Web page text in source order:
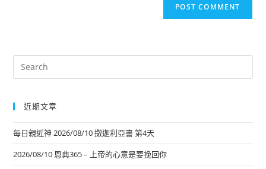
近期文章
每日親近神 2026/08/10 撒迦利亞書 第4天
2026/08/10 恩典365 – 上帝的心意是要挽回你